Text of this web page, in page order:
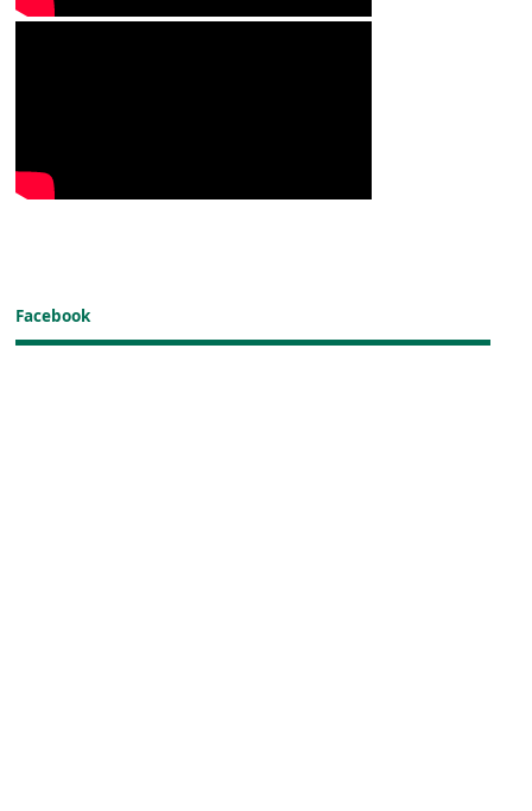
Facebook